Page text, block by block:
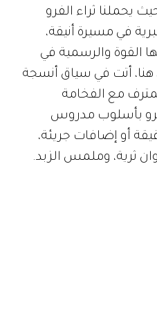
يحملنا ثراء الفرو
في مسيرة أنيقة،
القوة والرسمية في
هنا، أتت في سياق أنسجة
مع الفخامة
بأسلوب مدروس
أو إضافات جريئة،
ثرية، وملمس الزبد.